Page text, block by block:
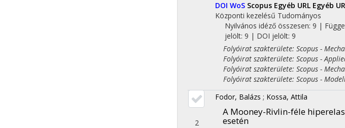
DOI WoS Scopus Egyéb URL Egyéb
Központi kezelésű Tudományos
Nyilvános idéző összesen: 9 |
jelölt: 9 | DOI jelölt: 9
Folyóirat szakterülete: Scopus -
Folyóirat szakterülete: Scopus -
Folyóirat szakterülete: Scopus -
Folyóirat szakterülete: Scopus -
2
Fodor, Balázs ; Kossa, Attila
A Mooney-Rivlin-féle
esetén